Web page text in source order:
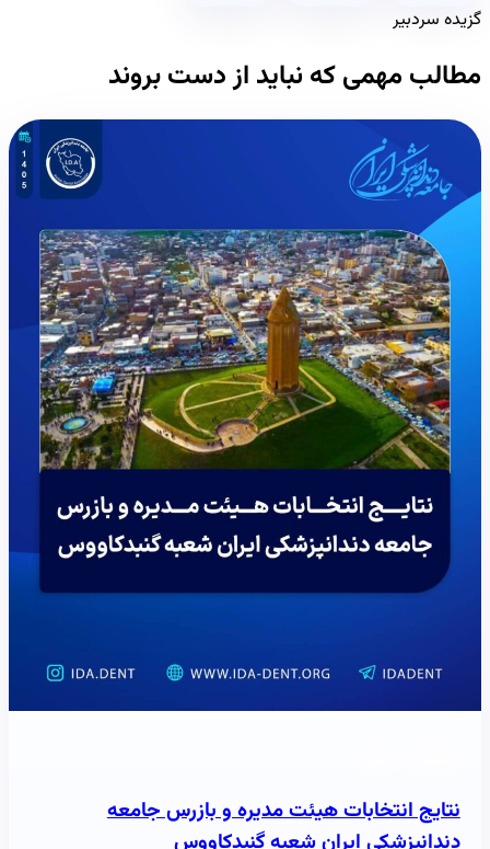
گزیده سردبیر
مطالب مهمی که نباید از دست بروند
نتایج انتخابات هیئت مدیره و بازرس جامعه